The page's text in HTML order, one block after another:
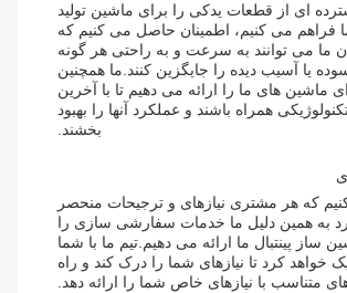
ای از قطعات یدکی را برای ماشین تولید
فراهم می کنیم، اطمینان حاصل می کنیم که
ما می توانند به سرعت و به راحتی هر گونه
یا آسیب دیده را جایگزین کنند.ما همچنین
ماشین های ما را ارائه می دهیم تا با آخرین
همراه باشند و عملکرد آنها را بهبود
بخشند.
که هر مشتری نیازهای و ترجیحات منحصر
به همین دلیل ما خدمات سفارشی سازی را
ساز پینتبال ما ارائه می دهیم.تیم ما با شما
خواهد کرد تا نیازهای شما را درک کند و راه
متناسب با نیازهای خاص شما را ارائه دهد.